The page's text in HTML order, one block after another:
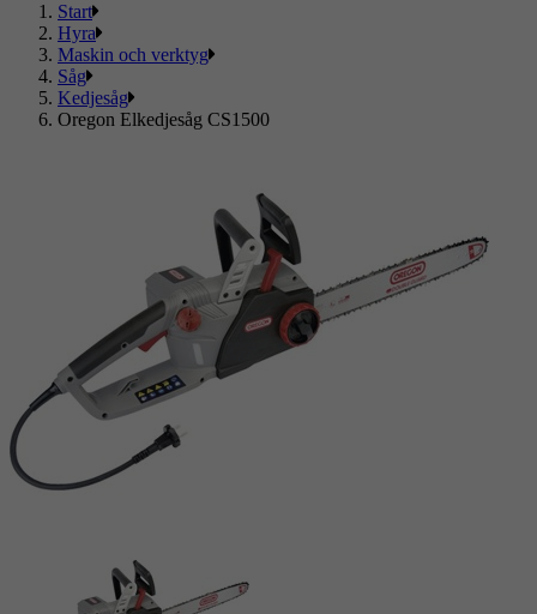
Start
Hyra
Maskin och verktyg
Såg
Kedjesåg
Oregon Elkedjesåg CS1500